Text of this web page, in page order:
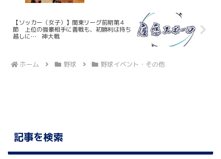
【ソッカー（女子）】関東リーグ前期第４
節 上位の強豪相手に善戦も、初勝利は持ち
越しに… 神大戦
ホーム 野球 野球イベント・その他
記事を検索